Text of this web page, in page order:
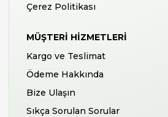
Çerez Politikası
MÜŞTERI HIZMETLERI
Kargo ve Teslimat
Ödeme Hakkında
Bize Ulaşın
Sıkça Sorulan Sorular